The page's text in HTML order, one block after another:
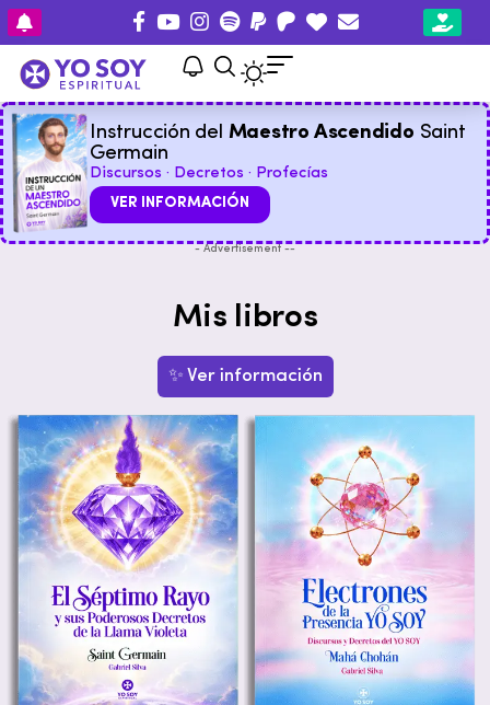
Instrucción del Maestro Ascendido Saint
Germain
Discursos · Decretos · Profecías
VER INFORMACIÓN
- Advertisement --
Mis libros
✨ Ver información